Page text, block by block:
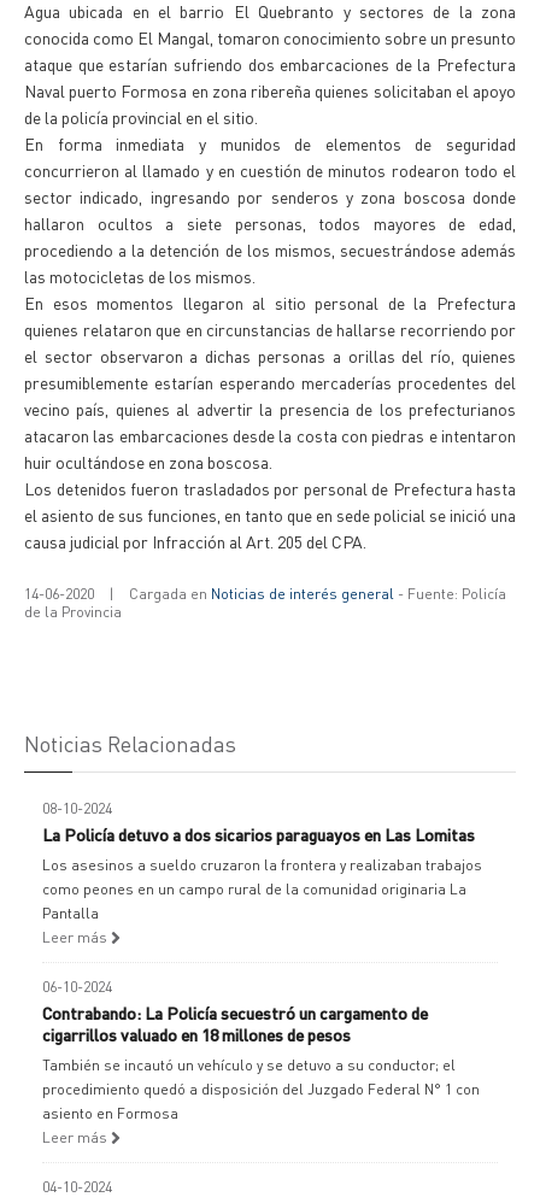
Agua ubicada en el barrio El Quebranto y sectores de la zona
conocida como El Mangal, tomaron conocimiento sobre un presunto
ataque que estarían sufriendo dos embarcaciones de la Prefectura
Naval puerto Formosa en zona ribereña quienes solicitaban el apoyo
de la policía provincial en el sitio.
En forma inmediata y munidos de elementos de seguridad
concurrieron al llamado y en cuestión de minutos rodearon todo el
sector indicado, ingresando por senderos y zona boscosa donde
hallaron ocultos a siete personas, todos mayores de edad,
procediendo a la detención de los mismos, secuestrándose además
las motocicletas de los mismos.
En esos momentos llegaron al sitio personal de la Prefectura
quienes relataron que en circunstancias de hallarse recorriendo por
el sector observaron a dichas personas a orillas del río, quienes
presumiblemente estarían esperando mercaderías procedentes del
vecino país, quienes al advertir la presencia de los prefecturianos
atacaron las embarcaciones desde la costa con piedras e intentaron
huir ocultándose en zona boscosa.
Los detenidos fueron trasladados por personal de Prefectura hasta
el asiento de sus funciones, en tanto que en sede policial se inició una
causa judicial por Infracción al Art. 205 del CPA.
14-06-2020 | Cargada en Noticias de interés general - Fuente: Policía
de la Provincia
Noticias Relacionadas
08-10-2024
La Policía detuvo a dos sicarios paraguayos en Las Lomitas
Los asesinos a sueldo cruzaron la frontera y realizaban trabajos
como peones en un campo rural de la comunidad originaria La
Pantalla
Leer más
06-10-2024
Contrabando: La Policía secuestró un cargamento de
cigarrillos valuado en 18 millones de pesos
También se incautó un vehículo y se detuvo a su conductor; el
procedimiento quedó a disposición del Juzgado Federal N° 1 con
asiento en Formosa
Leer más
04-10-2024